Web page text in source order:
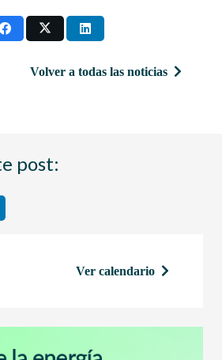
Volver a todas las noticias
post:
Ver calendario